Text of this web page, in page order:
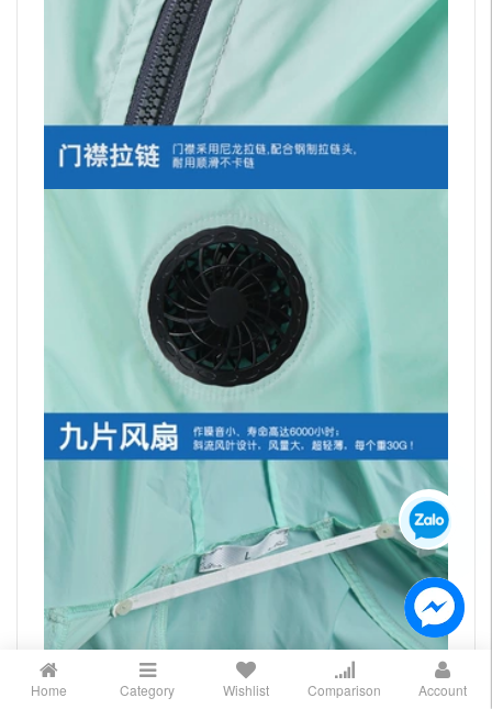
Home Category Wishlist Comparison Account